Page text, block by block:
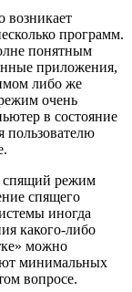
возникает
программ.
понятным
приложения,
либо же
очень
в состояние
пользователю
спящий режим
спящего
иногда
какого-либо
можно
минимальных
вопросе.